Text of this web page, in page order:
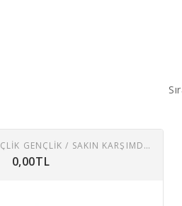
AYLA DİKMEN - GENÇLIK GENÇLIK / SAKIN KARŞIMDA AĞLAMA
0,00TL